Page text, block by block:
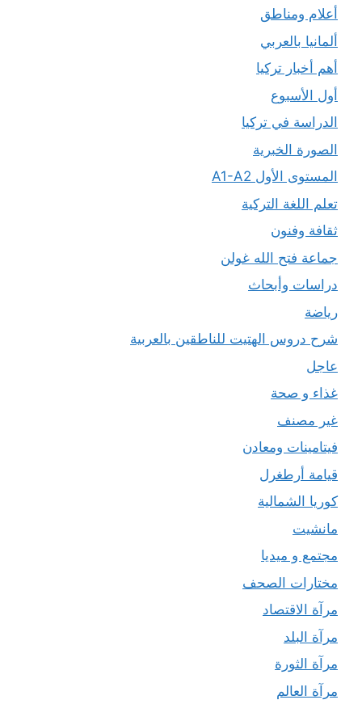
أعلام ومناطق
ألمانيا بالعربي
أهم أخبار تركيا
أول الأسبوع
الدراسة في تركيا
الصورة الخبرية
المستوى الأول A1-A2
تعلم اللغة التركية
ثقافة وفنون
جماعة فتح الله غولن
دراسات وأبحاث
رياضة
شرح دروس الهتيت للناطقين بالعربية
عاجل
غذاء و صحة
غير مصنف
فيتامينات ومعادن
قيامة أرطغرل
كوريا الشمالية
مانشيت
مجتمع و ميديا
مختارات الصحف
مرآة الاقتصاد
مرآة البلد
مرآة الثورة
مرآة العالم